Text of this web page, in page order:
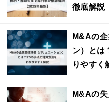
徹底解説
M&Aの
ン）とは
りやすく
M&Aの